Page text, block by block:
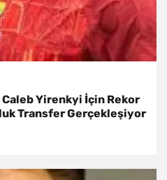
Caleb Yirenkyi İçin Rekor
Transfer Gerçekleşiyor